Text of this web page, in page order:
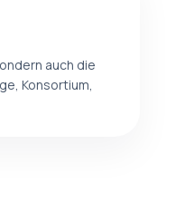
auch die
Konsortium,